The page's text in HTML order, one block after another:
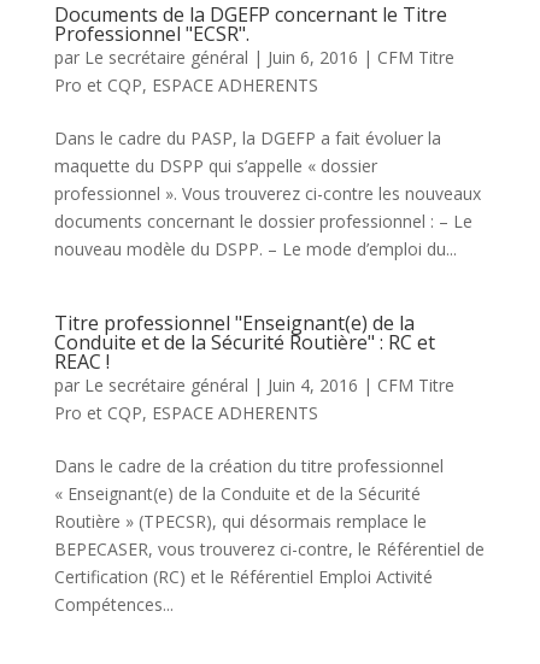
Documents de la DGEFP concernant le Titre
Professionnel "ECSR".
par Le secrétaire général | Juin 6, 2016 | CFM Titre
Pro et CQP, ESPACE ADHERENTS
Dans le cadre du PASP, la DGEFP a fait évoluer la
maquette du DSPP qui s’appelle « dossier
professionnel ». Vous trouverez ci-contre les nouveaux
documents concernant le dossier professionnel : – Le
nouveau modèle du DSPP. – Le mode d’emploi du...
Titre professionnel "Enseignant(e) de la
Conduite et de la Sécurité Routière" : RC et
REAC !
par Le secrétaire général | Juin 4, 2016 | CFM Titre
Pro et CQP, ESPACE ADHERENTS
Dans le cadre de la création du titre professionnel
« Enseignant(e) de la Conduite et de la Sécurité
Routière » (TPECSR), qui désormais remplace le
BEPECASER, vous trouverez ci-contre, le Référentiel de
Certification (RC) et le Référentiel Emploi Activité
Compétences...